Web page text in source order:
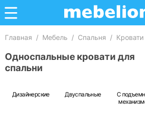
Главная / Мебель / Спальня / Кровати
Односпальные кровати для
спальни
Дизайнерские Двуспальные
С